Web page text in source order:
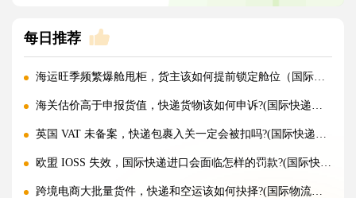
每日推荐
海运旺季频繁爆舱甩柜，货主该如何提前锁定舱位（国际海运干货知识分享）
海关估价高于申报货值，快递货物该如何申诉?(国际快递干货知识分享)
英国 VAT 未备案，快递包裹入关一定会被扣吗?(国际快递干货知识分享)
欧盟 IOSS 失效，国际快递进口会面临怎样的罚款?(国际快递干货知识分享)
跨境电商大批量货件，快递和空运该如何抉择?(国际物流干货知识分享)